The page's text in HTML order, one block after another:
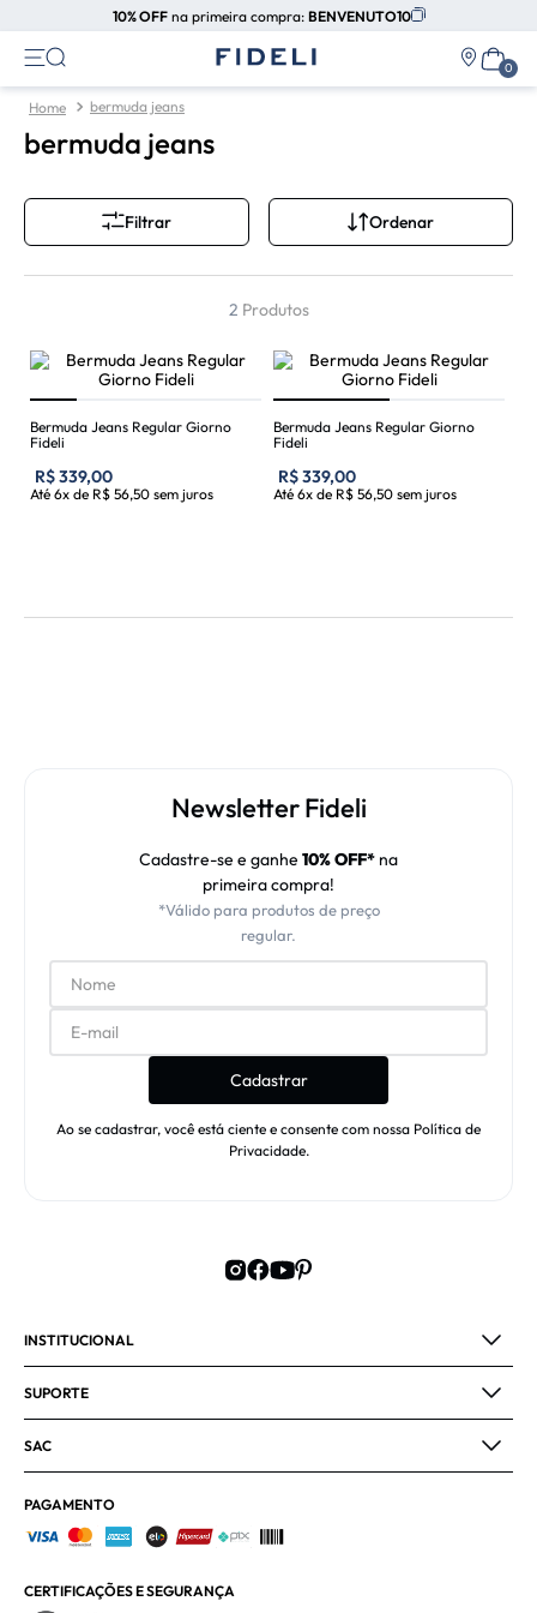
10% OFFna primeira compra: BENVENUTO10
bermuda jeans
bermuda jeans
Filtrar Ordenar
2 Produtos
Bermuda Jeans Regular Giorno
Fideli
R$339,00
Até 6x de R$ 56,50 sem juros
Bermuda Jeans Regular Giorno
Fideli
R$339,00
Até 6x de R$ 56,50 sem juros
Newsletter Fideli
Cadastre-se e ganhe 10% OFF* na
primeira compra!
*Válido para produtos de preço
regular.
Cadastrar
Ao se cadastrar, você está ciente e consente com nossa Política de
Privacidade.
INSTITUCIONAL
SUPORTE
SAC
PAGAMENTO
CERTIFICAÇÕES E SEGURANÇA